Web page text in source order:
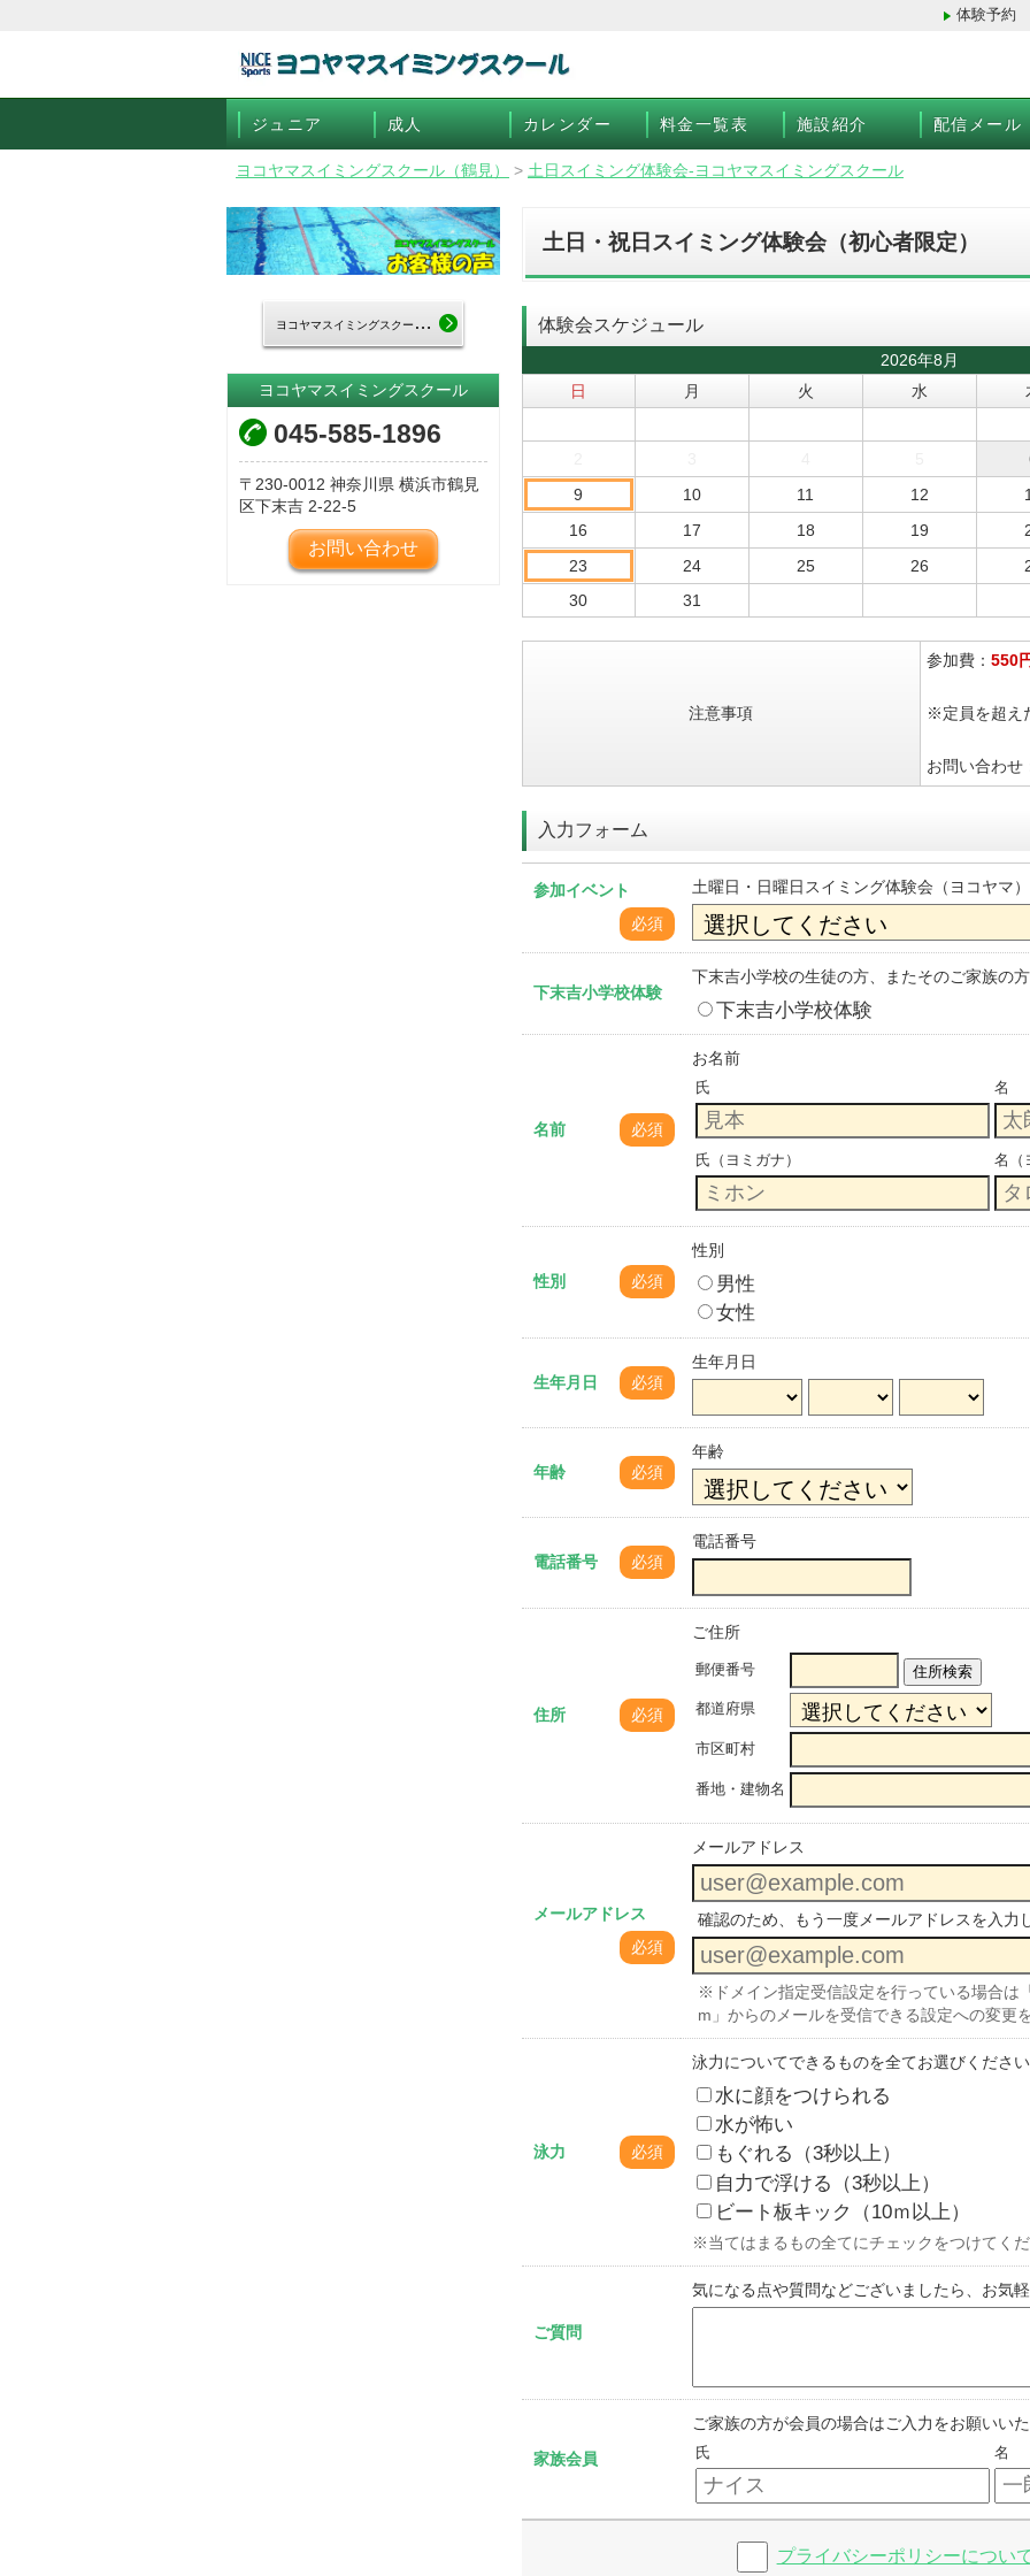
体験予約
ジュニア 成人 カレンダー 料金一覧表 施設紹介 配信メール
ヨコヤマスイミングスクール（鶴見） > 土日スイミング体験会-ヨコヤマスイミングスクール
土日・祝日スイミング体験会（初心者限定）
体験会スケジュール
2026年8月
日
月 火 水
9
10 11 12
16
17 18 19
23
24 25 26
30
31
注意事項
参加費： 550
※定員を超え
お問い合わせ
入力フォーム
参加イベント
必須
土曜日・日曜日スイミング体験会（ヨコヤマ）
下末吉小学校体験
下末吉小学校の生徒の方、またそのご家族の
下末吉小学校体験
名前 必須
お名前
氏 名
氏（ヨミガナ） 名（
性別 必須
性別
男性
女性
生年月日 必須
生年月日
年齢 必須
年齢
電話番号 必須
電話番号
住所 必須
ご住所
郵便番号 住所検索
都道府県
市区町村
番地・建物名
メールアドレス
必須
メールアドレス
確認のため、もう一度メールアドレスを入力
※ドメイン指定受信設定を行っている場合は
m」からのメールを受信できる設定への変更
泳力 必須
泳力についてできるものを全てお選びください
水に顔をつけられる
水が怖い
もぐれる（3秒以上）
自力で浮ける（3秒以上）
ビート板キック（10ｍ以上）
※当てはまるもの全てにチェックをつけてく
ご質問
気になる点や質問などございましたら、お気軽
家族会員
ご家族の方が会員の場合はご入力をお願いい
氏 名
プライバシーポリシーについ
ヨ
コヤマスイミングスクールTOP
ヨコヤマスイミングスクール
045-585-1896
230-0012 神奈川県 横浜市鶴見
区下末吉 2-22-5
お問い合わせ